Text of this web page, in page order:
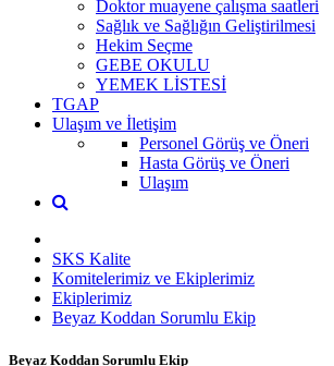
Doktor muayene çalışma saatleri
Sağlık ve Sağlığın Geliştirilmesi
Hekim Seçme
GEBE OKULU
YEMEK LİSTESİ
TGAP
Ulaşım ve İletişim
Personel Görüş ve Öneri
Hasta Görüş ve Öneri
Ulaşım
SKS Kalite
Komitelerimiz ve Ekiplerimiz
Ekiplerimiz
Beyaz Koddan Sorumlu Ekip
Beyaz Koddan Sorumlu Ekip